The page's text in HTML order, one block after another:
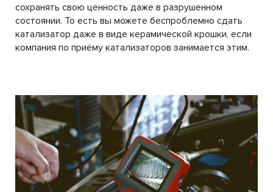
сохранять свою ценность даже в разрушенном
состоянии. То есть вы можете беспроблемно сдать
катализатор даже в виде керамической крошки, если
компания по приёму катализаторов занимается этим.